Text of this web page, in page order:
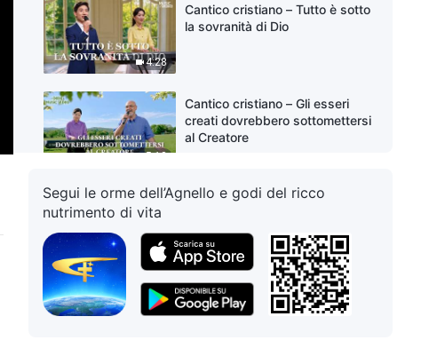
4:28
Cantico cristiano – Tutto è sotto
la sovranità di Dio
5:13
Cantico cristiano – Gli esseri
creati dovrebbero sottomettersi
al Creatore
5:58
Cantico cristiano – L’insorgenza
Cantico cristiano – Il Dio
concreto Si manifesta tra gli
Segui le orme dell’Agnello e godi del ricco
nutrimento di vita